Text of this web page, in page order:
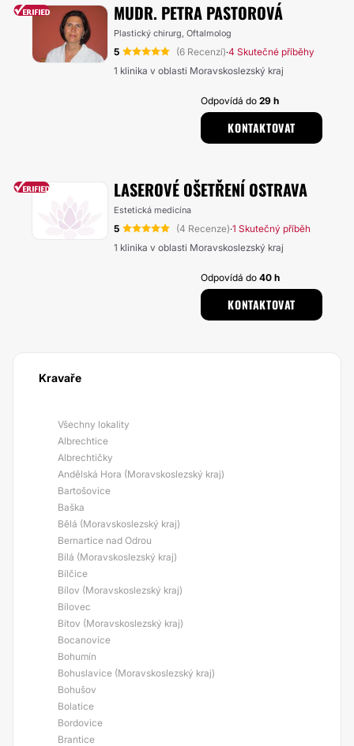
MUDR. PETRA PASTOROVÁ
Plastický chirurg, Oftalmolog
5 (6 Recenzí)·4 Skutečné příběhy
1 klinika v oblasti Moravskoslezský kraj
Odpovídá do29 h
KONTAKTOVAT
LASEROVÉ OŠETŘENÍ OSTRAVA
Estetická medicína
5 (4 Recenze)·1 Skutečný příběh
1 klinika v oblasti Moravskoslezský kraj
Odpovídá do40 h
KONTAKTOVAT
Kravaře
Všechny lokality
Albrechtice
Albrechtičky
Andělská Hora (Moravskoslezský kraj)
Bartošovice
Baška
Bělá (Moravskoslezský kraj)
Bernartice nad Odrou
Bílá (Moravskoslezský kraj)
Bílčice
Bílov (Moravskoslezský kraj)
Bílovec
Bítov (Moravskoslezský kraj)
Bocanovice
Bohumín
Bohuslavice (Moravskoslezský kraj)
Bohušov
Bolatice
Bordovice
Brantice